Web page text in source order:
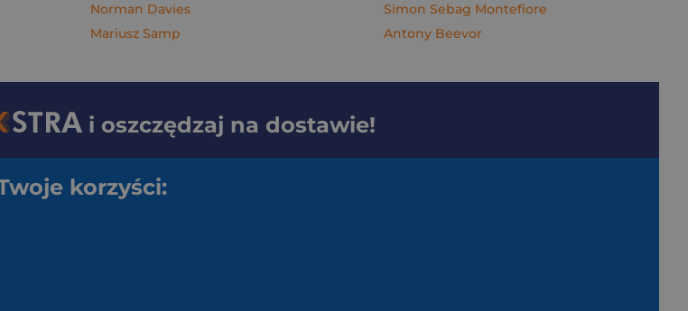
Norman Davies
Mariusz Samp
Simon Sebag Montefiore
Antony Beevor
i oszczędzaj na dostawie!
korzyści: